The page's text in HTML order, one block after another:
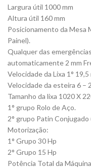
Largura útil 1000 mm
Altura útil 160 mm
Posicionamento da Mesa
Painel).
Qualquer das
automaticamente 2 mm
Velocidade da Lixa 1°
Velocidade da esteira 6 –
Tamanho da lixa 1020 X
1° grupo Rolo de Aço.
2° grupo Patin
Motorização:
1° Grupo 30 Hp
2° Grupo 15 Hp
Potência Total da